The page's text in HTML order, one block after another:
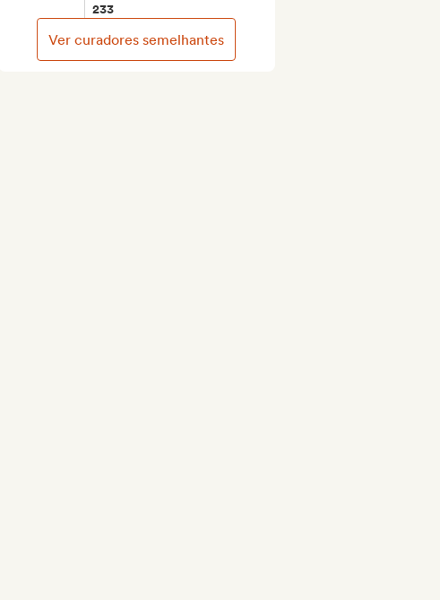
233
Ver curadores semelhantes